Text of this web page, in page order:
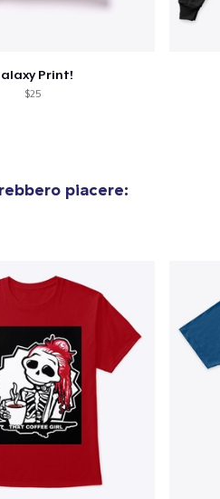
Print!
$25
piacere: